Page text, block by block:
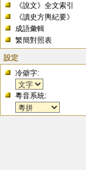
《說文》全文索引
《讀史方輿紀要》
成語彙輯
繁簡對照表
設定
冷僻字:
粵音系統: